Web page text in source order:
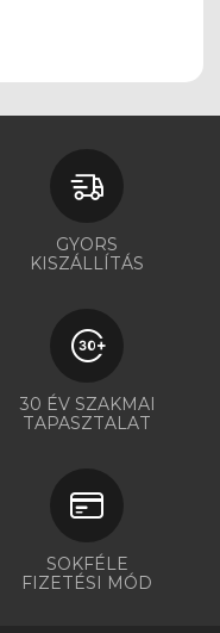
GYORS
KISZÁLLÍTÁS
30 ÉV SZAKMAI
TAPASZTALAT
SOKFÉLE
FIZETÉSI MÓD